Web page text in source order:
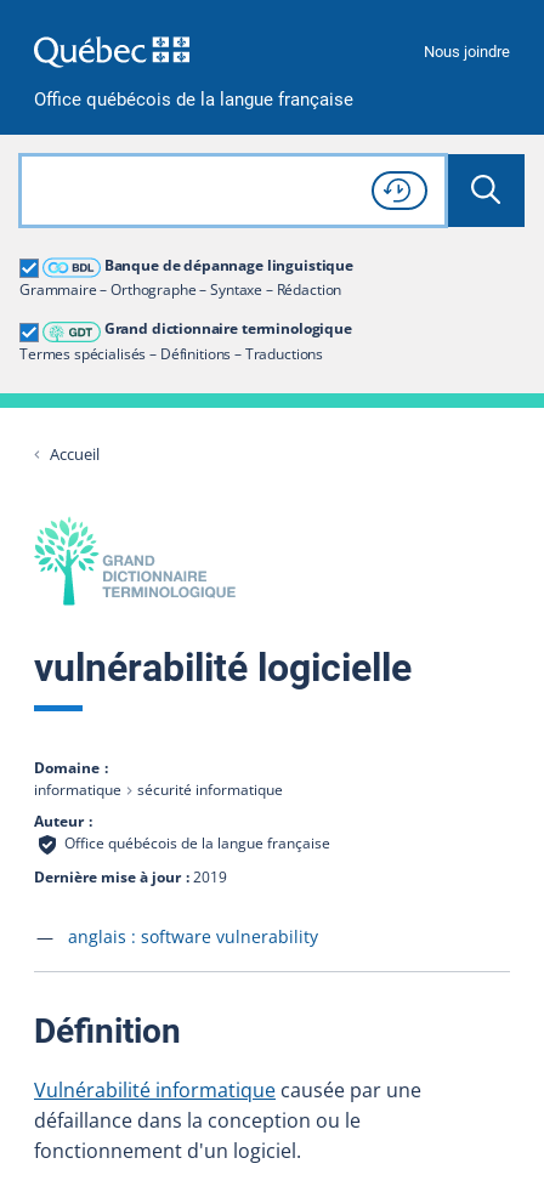
Office québécois de la langue française
Nous joindre
Rechercher dans tout le site
Lancer
Consulter l'
Historique
de recherche
Banque de dépannage linguistique
Grammaire – Orthographe – Syntaxe – Rédaction
Grand dictionnaire terminologique
Termes spécialisés – Définitions – Traductions
Grand dictionnaire terminologique
Restreindre aux termes
Accueil
vulnérabilité logicielle
Domaine
informatique
sécurité informatique
Auteur
Office québécois de la langue française
Dernière mise à jour 2019
Accéder à la fiche en
anglais : software vulnerability
Définition
Vulnérabilité informatique causée par une
défaillance dans la conception ou le
fonctionnement d'un logiciel.